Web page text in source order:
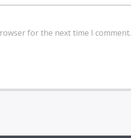
for the next time I comment.